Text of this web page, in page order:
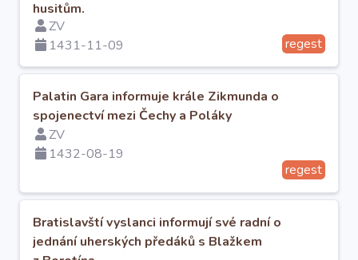
husitům.
ZV
1431-11-09
regest
Palatin Gara informuje krále Zikmunda o
spojenectví mezi Čechy a Poláky
ZV
1432-08-19
regest
Bratislavští vyslanci informují své radní o
jednání uherských předáků s Blažkem